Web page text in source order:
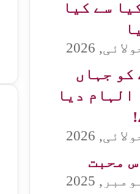
سے کیا
کو جہاں
الہام دیا
محبت